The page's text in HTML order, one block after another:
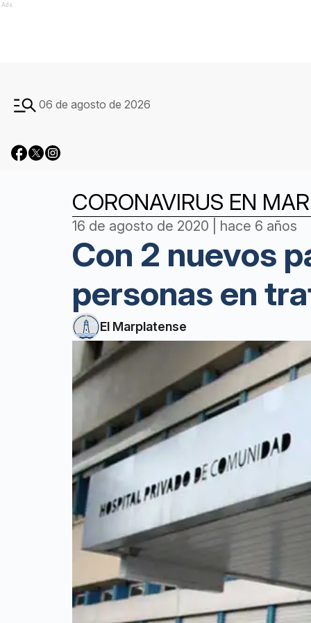
Ads
06 de agosto de 2026
CORONAVIRUS EN
16 de agosto de 2020 | hace 6 años
Con 2 nuevos
personas en
El Marplatense